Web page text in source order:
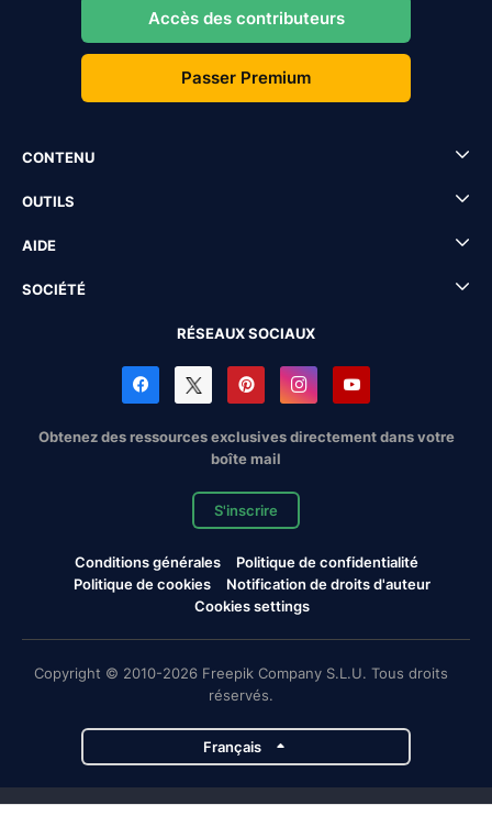
Accès des contributeurs
Passer Premium
CONTENU
OUTILS
AIDE
SOCIÉTÉ
RÉSEAUX SOCIAUX
Obtenez des ressources exclusives directement dans votre
boîte mail
S'inscrire
Conditions générales
Politique de confidentialité
Politique de cookies
Notification de droits d'auteur
Cookies settings
Copyright © 2010-2026 Freepik Company S.L.U. Tous droits
réservés.
Français